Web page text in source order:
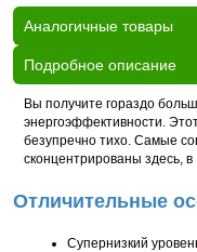
Аналогичные товары
Подробное описание
Вы получите гораздо
энергоэффективности.
безупречно тихо. Самые
сконцентрированы здесь,
Отличительные
Супернизкий